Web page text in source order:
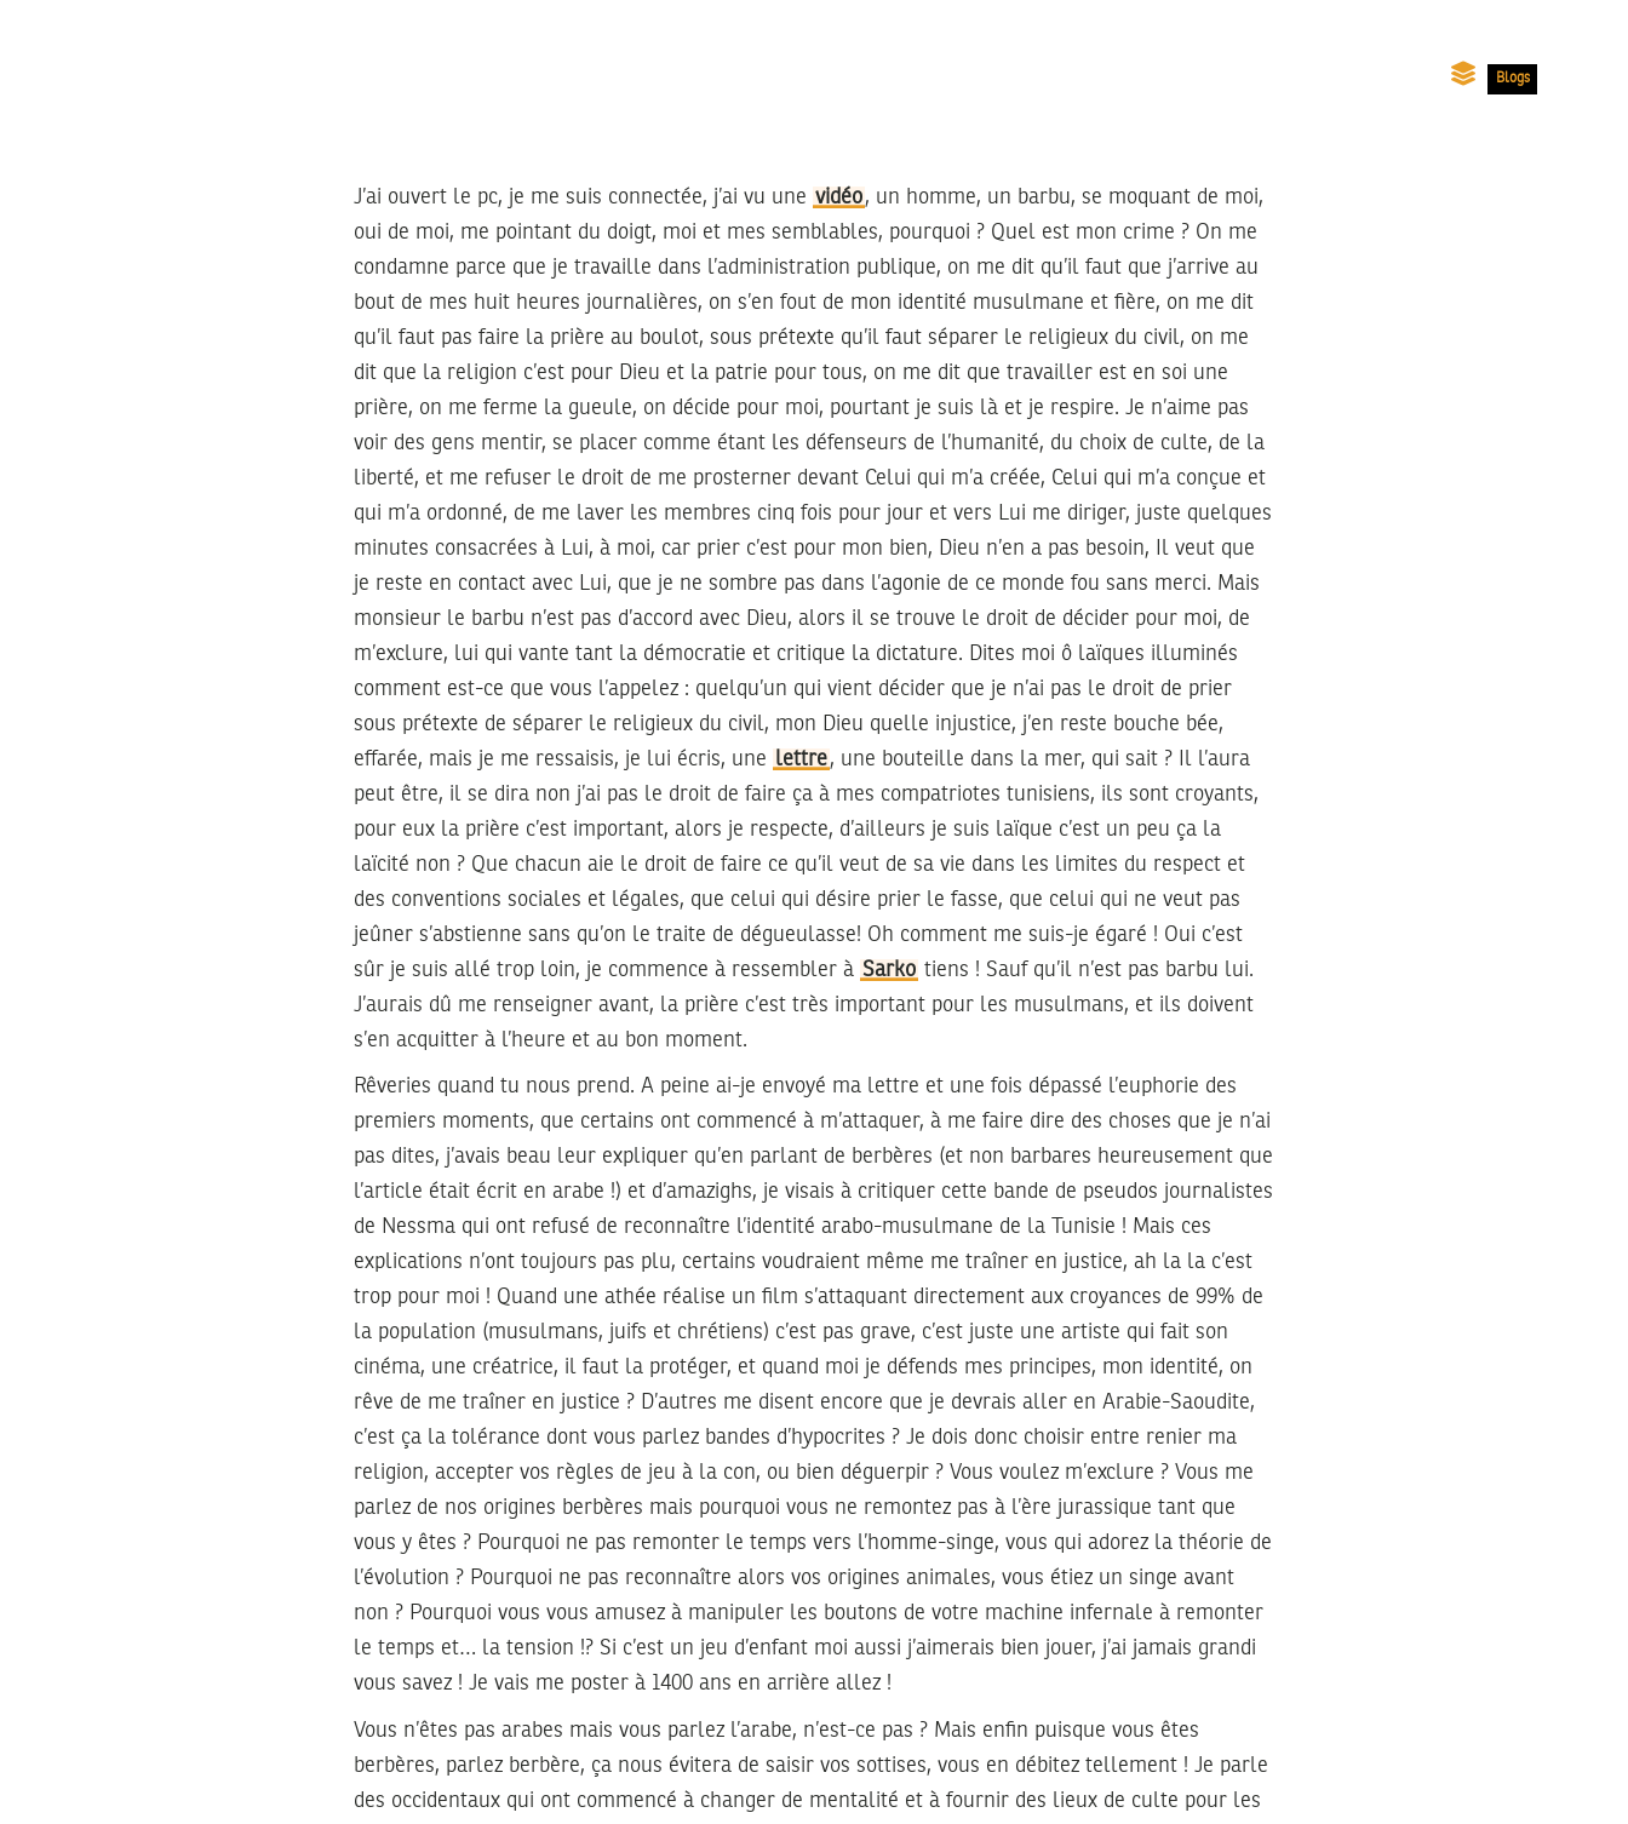
Blogs
J’ai ouvert le pc, je me suis connectée, j’ai vu une vidéo, un homme, un barbu, se moquant de moi,
oui de moi, me pointant du doigt, moi et mes semblables, pourquoi ? Quel est mon crime ? On me
condamne parce que je travaille dans l’administration publique, on me dit qu’il faut que j’arrive au
bout de mes huit heures journalières, on s’en fout de mon identité musulmane et fière, on me dit
qu’il faut pas faire la prière au boulot, sous prétexte qu’il faut séparer le religieux du civil, on me
dit que la religion c’est pour Dieu et la patrie pour tous, on me dit que travailler est en soi une
prière, on me ferme la gueule, on décide pour moi, pourtant je suis là et je respire. Je n’aime pas
voir des gens mentir, se placer comme étant les défenseurs de l’humanité, du choix de culte, de la
liberté, et me refuser le droit de me prosterner devant Celui qui m’a créée, Celui qui m’a conçue et
qui m’a ordonné, de me laver les membres cinq fois pour jour et vers Lui me diriger, juste quelques
minutes consacrées à Lui, à moi, car prier c’est pour mon bien, Dieu n’en a pas besoin, Il veut que
je reste en contact avec Lui, que je ne sombre pas dans l’agonie de ce monde fou sans merci. Mais
monsieur le barbu n’est pas d’accord avec Dieu, alors il se trouve le droit de décider pour moi, de
m’exclure, lui qui vante tant la démocratie et critique la dictature. Dites moi ô laïques illuminés
comment est-ce que vous l’appelez : quelqu’un qui vient décider que je n’ai pas le droit de prier
sous prétexte de séparer le religieux du civil, mon Dieu quelle injustice, j’en reste bouche bée,
effarée, mais je me ressaisis, je lui écris, une lettre, une bouteille dans la mer, qui sait ? Il l’aura
peut être, il se dira non j’ai pas le droit de faire ça à mes compatriotes tunisiens, ils sont croyants,
pour eux la prière c’est important, alors je respecte, d’ailleurs je suis laïque c’est un peu ça la
laïcité non ? Que chacun aie le droit de faire ce qu’il veut de sa vie dans les limites du respect et
des conventions sociales et légales, que celui qui désire prier le fasse, que celui qui ne veut pas
jeûner s’abstienne sans qu’on le traite de dégueulasse! Oh comment me suis-je égaré ! Oui c’est
sûr je suis allé trop loin, je commence à ressembler à Sarko tiens ! Sauf qu’il n’est pas barbu lui.
J’aurais dû me renseigner avant, la prière c’est très important pour les musulmans, et ils doivent
s’en acquitter à l’heure et au bon moment.
Rêveries quand tu nous prend. A peine ai-je envoyé ma lettre et une fois dépassé l’euphorie des
premiers moments, que certains ont commencé à m’attaquer, à me faire dire des choses que je n’ai
pas dites, j’avais beau leur expliquer qu’en parlant de berbères (et non barbares heureusement que
l’article était écrit en arabe !) et d’amazighs, je visais à critiquer cette bande de pseudos journalistes
de Nessma qui ont refusé de reconnaître l’identité arabo-musulmane de la Tunisie ! Mais ces
explications n’ont toujours pas plu, certains voudraient même me traîner en justice, ah la la c’est
trop pour moi ! Quand une athée réalise un film s’attaquant directement aux croyances de 99% de
la population (musulmans, juifs et chrétiens) c’est pas grave, c’est juste une artiste qui fait son
cinéma, une créatrice, il faut la protéger, et quand moi je défends mes principes, mon identité, on
rêve de me traîner en justice ? D’autres me disent encore que je devrais aller en Arabie-Saoudite,
c’est ça la tolérance dont vous parlez bandes d’hypocrites ? Je dois donc choisir entre renier ma
religion, accepter vos règles de jeu à la con, ou bien déguerpir ? Vous voulez m’exclure ? Vous me
parlez de nos origines berbères mais pourquoi vous ne remontez pas à l’ère jurassique tant que
vous y êtes ? Pourquoi ne pas remonter le temps vers l’homme-singe, vous qui adorez la théorie de
l’évolution ? Pourquoi ne pas reconnaître alors vos origines animales, vous étiez un singe avant
non ? Pourquoi vous vous amusez à manipuler les boutons de votre machine infernale à remonter
le temps et… la tension !? Si c’est un jeu d’enfant moi aussi j’aimerais bien jouer, j’ai jamais grandi
vous savez ! Je vais me poster à 1400 ans en arrière allez !
Vous n’êtes pas arabes mais vous parlez l’arabe, n’est-ce pas ? Mais enfin puisque vous êtes
berbères, parlez berbère, ça nous évitera de saisir vos sottises, vous en débitez tellement ! Je parle
des occidentaux qui ont commencé à changer de mentalité et à fournir des lieux de culte pour les